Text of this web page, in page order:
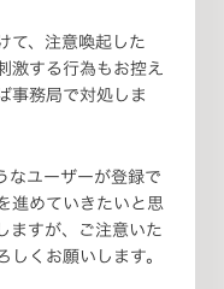
て、注意喚起した
激する行為もお控え
事務局で対処しま
なユーザーが登録で
進めていきたいと思
ますが、ご注意いた
くお願いします。